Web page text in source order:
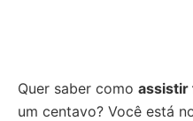
Quer saber como assistir
um centavo? Você está